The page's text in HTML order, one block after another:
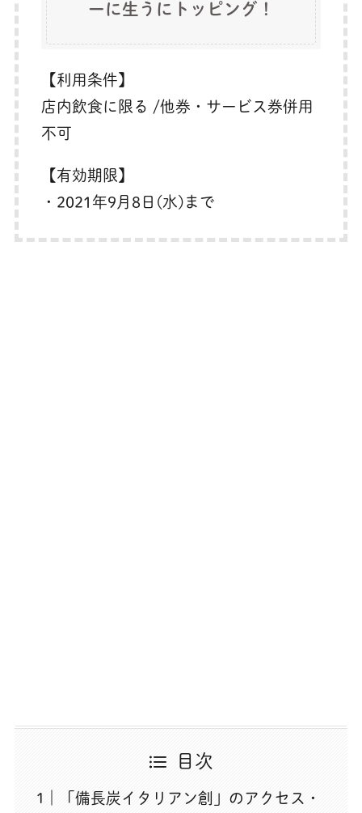
ーに生うにトッピング！
【利用条件】
店内飲食に限る /他券・サービス券併用
不可
【有効期限】
・2021年9月8日(水)まで
目次
「備長炭イタリアン創」のアクセス・